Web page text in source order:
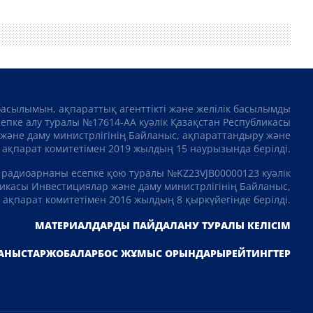
ақпараттық агенттікті және желілік басылымды
алу туралы №17614-АА куәлік Қазақстан Республикасы
даму министрлігінің Байланыс, ақпараттандыру және
ақпарат комитетімен 2019 жылдың 15 наурызында берілді.
есепке қою туралы №KZ23VJB00000123 куәлік
Инвестициялар және даму министрлігінің Байланыс,
комитетімен 2016 жылдың 8 қыркүйегінде берілді.
МАТЕРИАЛДАРДЫ ПАЙДАЛАНУ ТУРАЛЫ КЕЛІСІМ
ЖОБАЛАРБОС ЖҰМЫС ОРЫНДАРЫРЕЙТИНГТЕР